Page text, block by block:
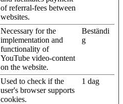
of referral-fees between
websites.
Necessary for the
implementation and
functionality of
YouTube video-content
on the website.
Beständi
g
Used to check if the
user's browser supports
cookies.
1 dag